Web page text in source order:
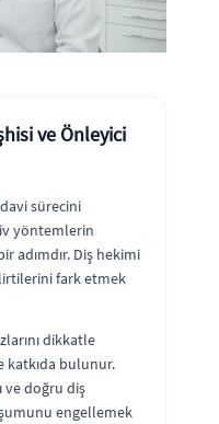
ve Önleyici
sürecini
yöntemlerin
adımdır. Diş hekimi
fark etmek
dikkatle
katkıda bulunur.
ve doğru diş
engellemek